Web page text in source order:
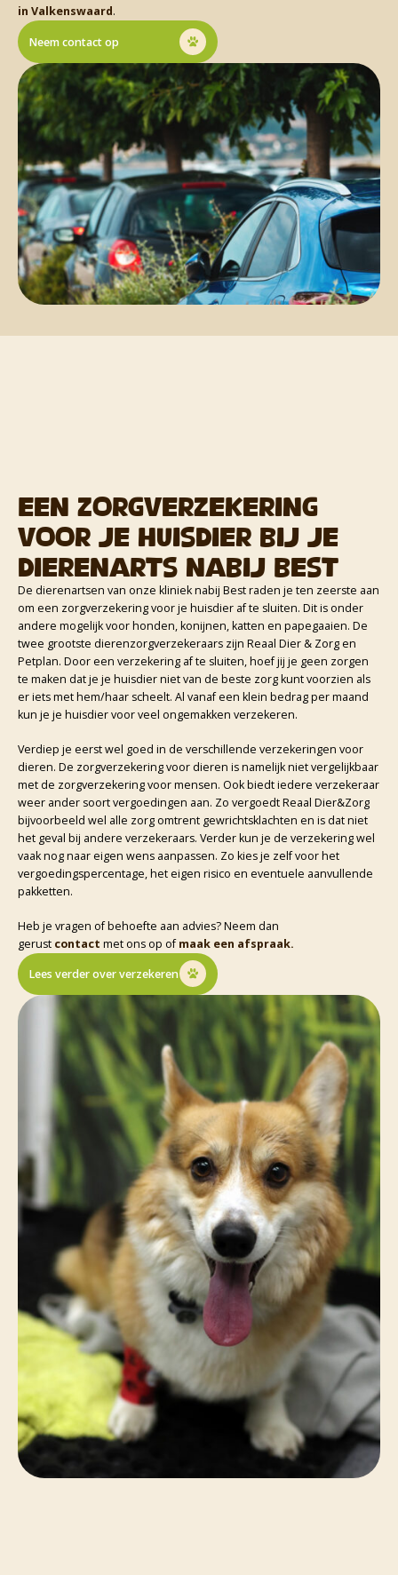
in Valkenswaard.
Neem contact op
Een zorgverzekering
voor je huisdier bij je
dierenarts nabij Best
De dierenartsen van onze kliniek nabij Best raden je ten zeerste aan
om een zorgverzekering voor je huisdier af te sluiten. Dit is onder
andere mogelijk voor honden, konijnen, katten en papegaaien. De
twee grootste dierenzorgverzekeraars zijn Reaal Dier & Zorg en
Petplan. Door een verzekering af te sluiten, hoef jij je geen zorgen
te maken dat je je huisdier niet van de beste zorg kunt voorzien als
er iets met hem/haar scheelt. Al vanaf een klein bedrag per maand
kun je je huisdier voor veel ongemakken verzekeren.
Verdiep je eerst wel goed in de verschillende verzekeringen voor
dieren. De zorgverzekering voor dieren is namelijk niet vergelijkbaar
met de zorgverzekering voor mensen. Ook biedt iedere verzekeraar
weer ander soort vergoedingen aan. Zo vergoedt Reaal Dier&Zorg
bijvoorbeeld wel alle zorg omtrent gewrichtsklachten en is dat niet
het geval bij andere verzekeraars. Verder kun je de verzekering wel
vaak nog naar eigen wens aanpassen. Zo kies je zelf voor het
vergoedingspercentage, het eigen risico en eventuele aanvullende
pakketten.
Heb je vragen of behoefte aan advies? Neem dan
gerust contact met ons op ofmaak een afspraak.
Lees verder over verzekeren